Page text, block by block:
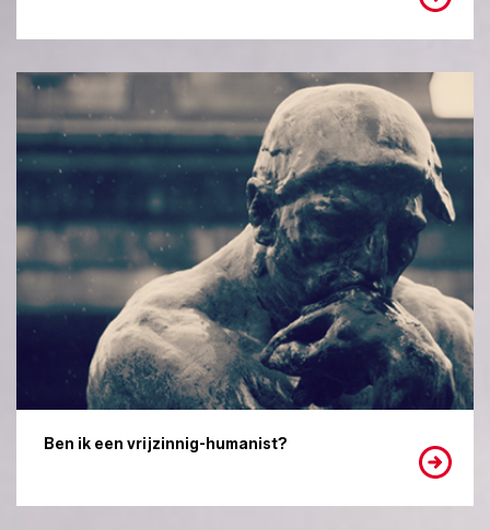
Ben ik een vrijzinnig-humanist?